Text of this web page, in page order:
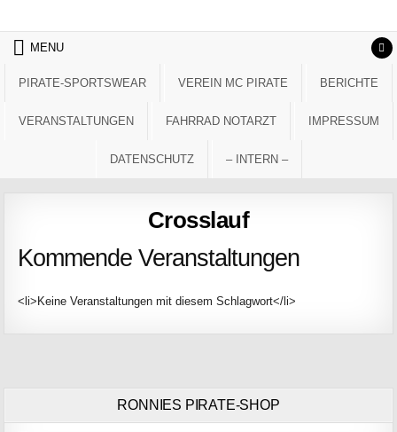
MENU
PIRATE-SPORTSWEAR VEREIN MC PIRATE BERICHTE
VERANSTALTUNGEN FAHRRAD NOTARZT IMPRESSUM
DATENSCHUTZ – INTERN –
Crosslauf
Kommende Veranstaltungen
<li>Keine Veranstaltungen mit diesem Schlagwort</li>
RONNIES PIRATE-SHOP